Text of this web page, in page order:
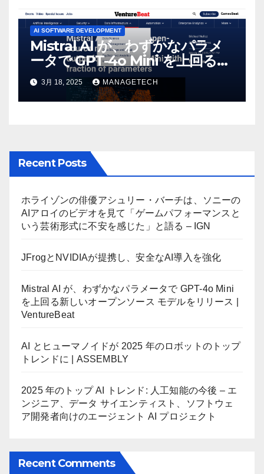
AI SOFTWARE DEVELOPMENT
Mistral AI が、わずかなパラメ
ータで GPT-4o Mini を上回る新
しいオープンソース モデルをリ
リース | VentureBeat
3月 18, 2025 MANAGETECH
Recent Posts
ホライゾンの俳優アシュリー・バーチは、ソニーの
AIアロイのビデオを見て「ゲームパフォーマンスと
いう芸術形式に不安を感じた」と語る – IGN
JFrogとNVIDIAが提携し、安全なAI導入を強化
Mistral AI が、わずかなパラメータで GPT-4o Mini
を上回る新しいオープンソース モデルをリリース |
VentureBeat
AI とヒューマノイドが 2025 年のロボットのトップ
トレンドに | ASSEMBLY
2025 年のトップ AI トレンド: 人工知能の今後 – エ
ンジニア、データ サイエンティスト、ソフトウェ
ア開発者向けのエージェント AI プロジェクト
Recent Comments